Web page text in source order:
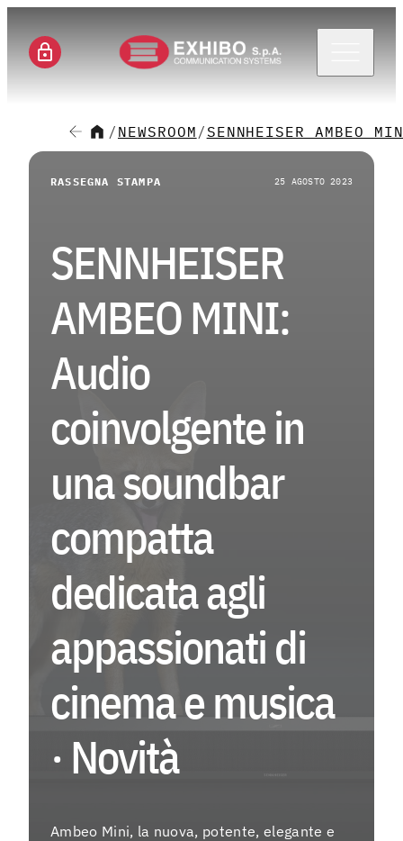
/ NEWSROOM / SENNHEISER AMBEO
RASSEGNA STAMPA 25 AGOSTO 2023
SENNHEISER
AMBEO MINI:
Audio
coinvolgente in
una soundbar
compatta
dedicata agli
appassionati di
cinema e musica
· Novità
Ambeo Mini, la nuova, potente, elegante e